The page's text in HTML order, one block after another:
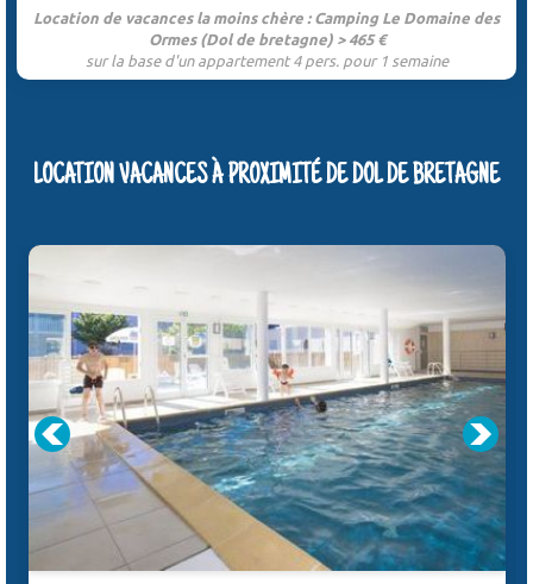
Location de vacances la moins chère : Camping Le Domaine des
Ormes (Dol de bretagne) > 465 €
sur la base d'un appartement 4 pers. pour 1 semaine
LOCATION VACANCES À PROXIMITÉ DE DOL DE BRETAGNE